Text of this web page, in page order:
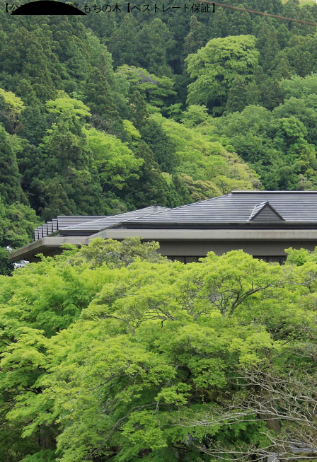
【公式】渓谷別庭 もちの木【ベストレート保証】